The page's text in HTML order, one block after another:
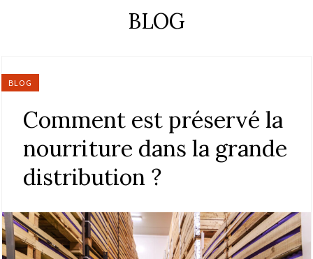
BLOG
BLOG
Comment est préservé la
nourriture dans la grande
distribution ?